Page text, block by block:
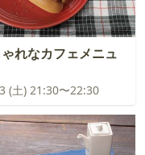
れなカフェメニュ
(土) 21:30〜22:30